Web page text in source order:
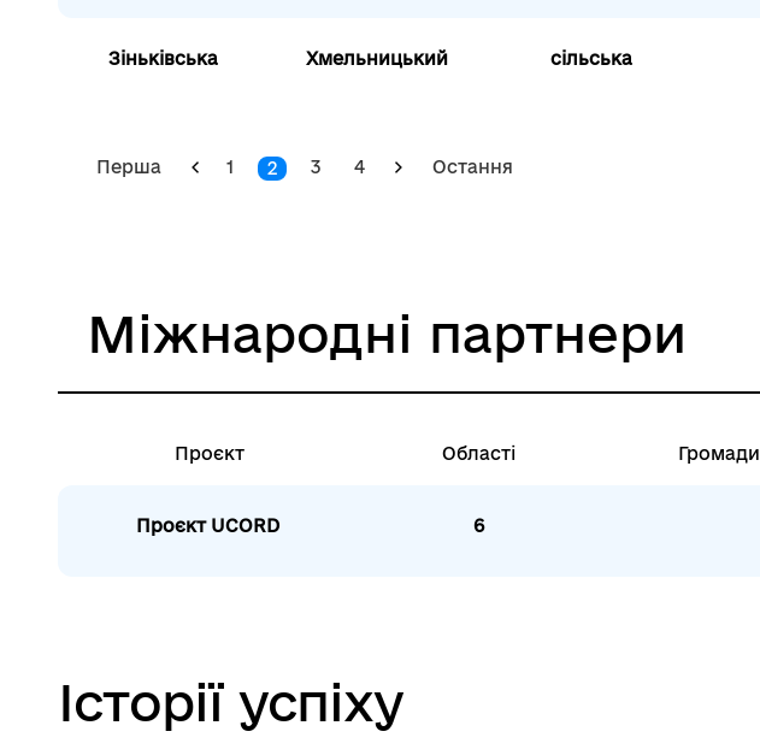
Зіньківська Хмельницький сільська
Перша 1 2 3 4 Остання
Міжнародні партнери
Проєкт Області Громади
Проєкт UCORD 6
Історії успіху